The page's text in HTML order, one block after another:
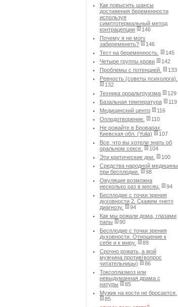
Как повысить шансы
достижения беременности
используя
симптотермальный метод
контрацепции
146
Почему я не могу
забеременеть?
146
Тест на беременность.
145
Четыре группы крови
142
Проблемы с потенцией.
133
Ревность (советы психолога).
132
Техника ороальтруизма
129
Базальная температура
119
Медицинский центр
116
Оплодотворение.
110
Не рожайте в Броварах,
Киевская обл. (Yulia)
107
Все, что вы хотели знать об
оральном сексе.
104
Эти критические дни.
100
Средства народной медицины
при бесплодии.
98
Овуляция возможна
несколько раз в месяц.
94
Бесплодие с точки зрения
духовности 2. Скажем «нет»
диагнозу.
94
Как мы рожали дома, глазами
папы
90
Бесплодие с точки зрения
духовности. Отношение к
себе и к миру.
89
Срочно рожать, а мой
мужчина против(вопрос
читательницы)
86
Токсоплазмоз или
невыдуманная драма с
натуры
85
Мужик на кости не бросается.
85